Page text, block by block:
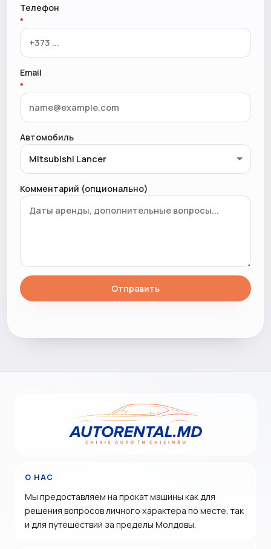
Телефон
*
Email
*
Автомобиль
Комментарий (опционально)
Отправить
О НАС
Мы предоставляем на прокат машины как для
решения вопросов личного характера по месте, так
и для путешествий за пределы Молдовы.